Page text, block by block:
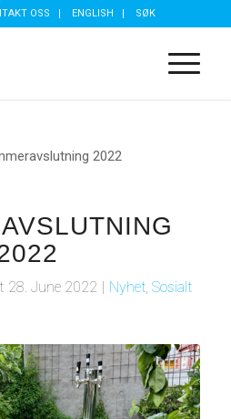
OSS ENGLISH SØK
2022
28. June 2022 | Nyhet, Sosialt